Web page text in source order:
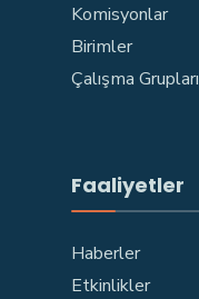
Komisyonlar
Birimler
Çalışma Grupları
Faaliyetler
Haberler
Etkinlikler